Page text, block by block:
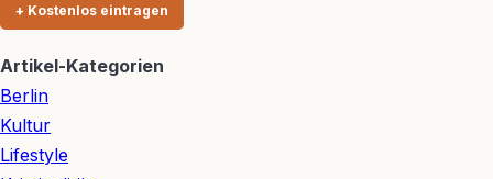
+ Kostenlos eintragen
Artikel-Kategorien
Berlin
Kultur
Lifestyle